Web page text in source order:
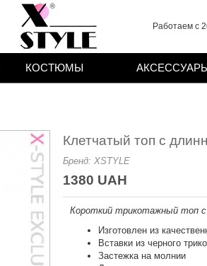
Работаем с
Клетчатый топ с
Бренд: XSTYLE
1380 UAH
Короткий трикотажный топ с
Изготовлен из
Вставки из черного
Застежка на молнии
КОСТЮМЫ